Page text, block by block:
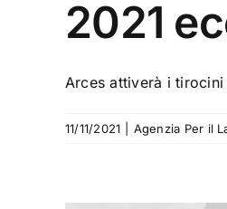
2021
Arces attiverà i
11/11/2021 Agenzia Per il